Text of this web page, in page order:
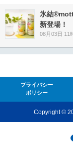
氷結
新登場！
08月03日 11
プライバシー
ポリシー
Copyright ©